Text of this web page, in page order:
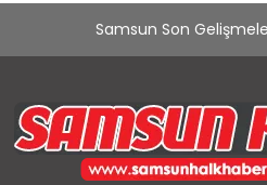
Samsun Son